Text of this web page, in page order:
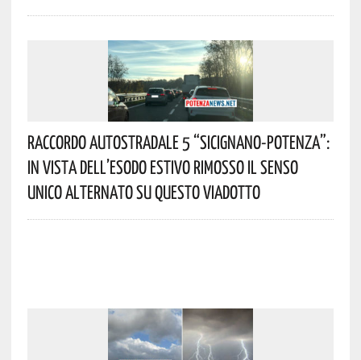
Raccordo Autostradale 5 “Sicignano-Potenza”:
In Vista Dell’esodo Estivo Rimosso Il Senso
Unico Alternato Su Questo Viadotto